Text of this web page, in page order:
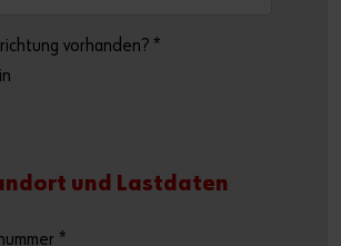
vorhanden? *
und Lastdaten
*